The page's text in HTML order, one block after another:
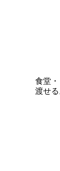
食堂
渡せ